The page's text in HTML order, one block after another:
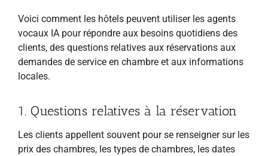
Voici comment les hôtels peuvent utiliser les agents
vocaux IA pour répondre aux besoins quotidiens des
clients, des questions relatives aux réservations aux
demandes de service en chambre et aux informations
locales.
1. Questions relatives à la réservation
Les clients appellent souvent pour se renseigner sur les
prix des chambres, les types de chambres, les dates